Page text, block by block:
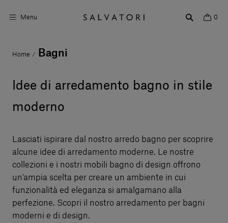
Menu 0
Superfici
Arredo bagno
Arredo casa
Shop the Look
Chi siamo
Vieni a trovarci
Home / Bagni
Idee di arredamento bagno in stile
moderno
Lasciati ispirare dal nostro arredo bagno per scoprire
alcune idee di arredamento moderne. Le nostre
collezioni e i nostri mobili bagno di design offrono
un'ampia scelta per creare un ambiente in cui
funzionalità ed eleganza si amalgamano alla
perfezione. Scopri il nostro arredamento per bagni
moderni e di design.